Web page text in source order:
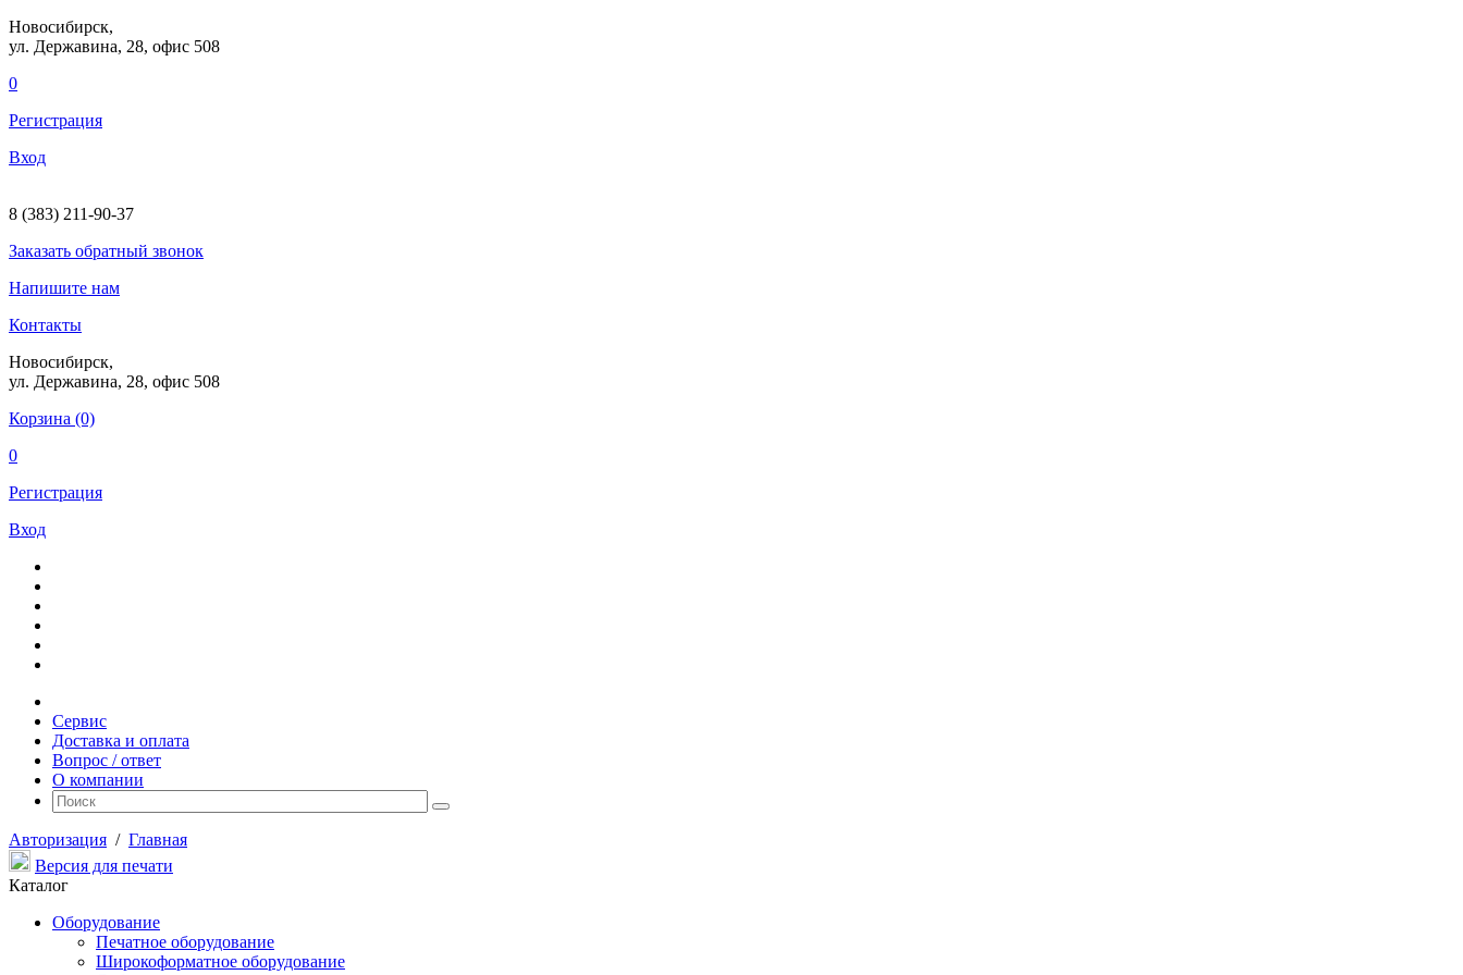
Новосибирск,
ул. Державина, 28, офис 508
0
Регистрация
Вход
8 (383) 211-90-37
Заказать обратный звонок
Напишите нам
Контакты
Новосибирск,
ул. Державина, 28, офис 508
Корзина (0)
0
Регистрация
Вход
Сервис
Доставка и оплата
Вопрос / ответ
О компании
Авторизация / Главная
Версия для печати
Каталог
Оборудование
Печатное оборудование
Широкоформатное оборудование